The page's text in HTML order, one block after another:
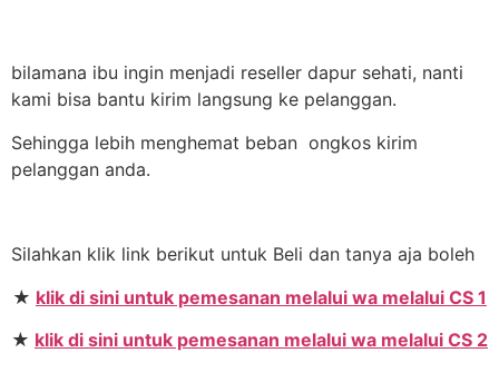
bilamana ibu ingin menjadi reseller dapur sehati, nanti
kami bisa bantu kirim langsung ke pelanggan.
Sehingga lebih menghemat beban ongkos kirim
pelanggan anda.
Silahkan klik link berikut untuk Beli dan tanya aja boleh
★ klik di sini untuk pemesanan melalui wa melalui CS 1
★ klik di sini untuk pemesanan melalui wa melalui CS 2